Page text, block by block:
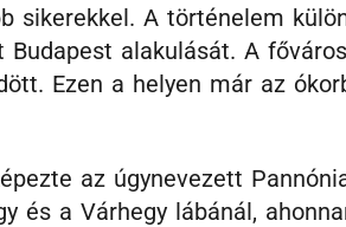
sikerekkel. A történelem
alakulását. A
Ezen a helyen már az
az úgynevezett
és a Várhegy lábánál,